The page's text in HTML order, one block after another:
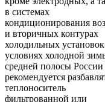
в системах
кондиционирования
и вторичных контурах
холодильных
условиях холодной
средней полосы России
рекомендуется
теплоноситель
фильтрованной или